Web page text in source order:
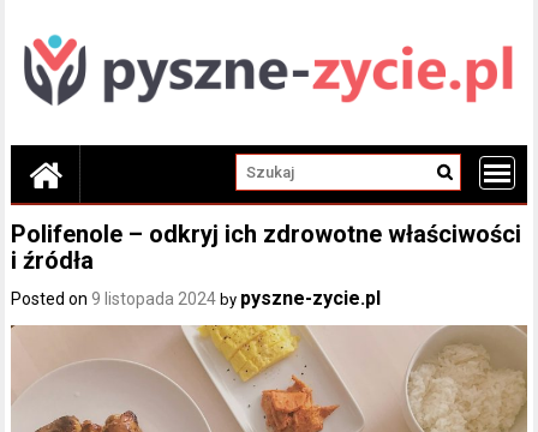
content
Polifenole – odkryj ich zdrowotne właściwości
i źródła
Posted on9 listopada 2024 by pyszne-zycie.pl